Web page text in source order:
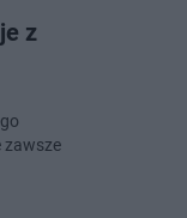
z
zawsze